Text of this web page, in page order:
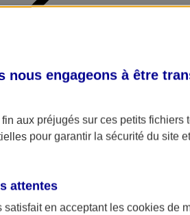
nous engageons à être
aux préjugés sur ces petits
pour garantir la sécurité du site
attentes
satisfait en acceptant les cookies de